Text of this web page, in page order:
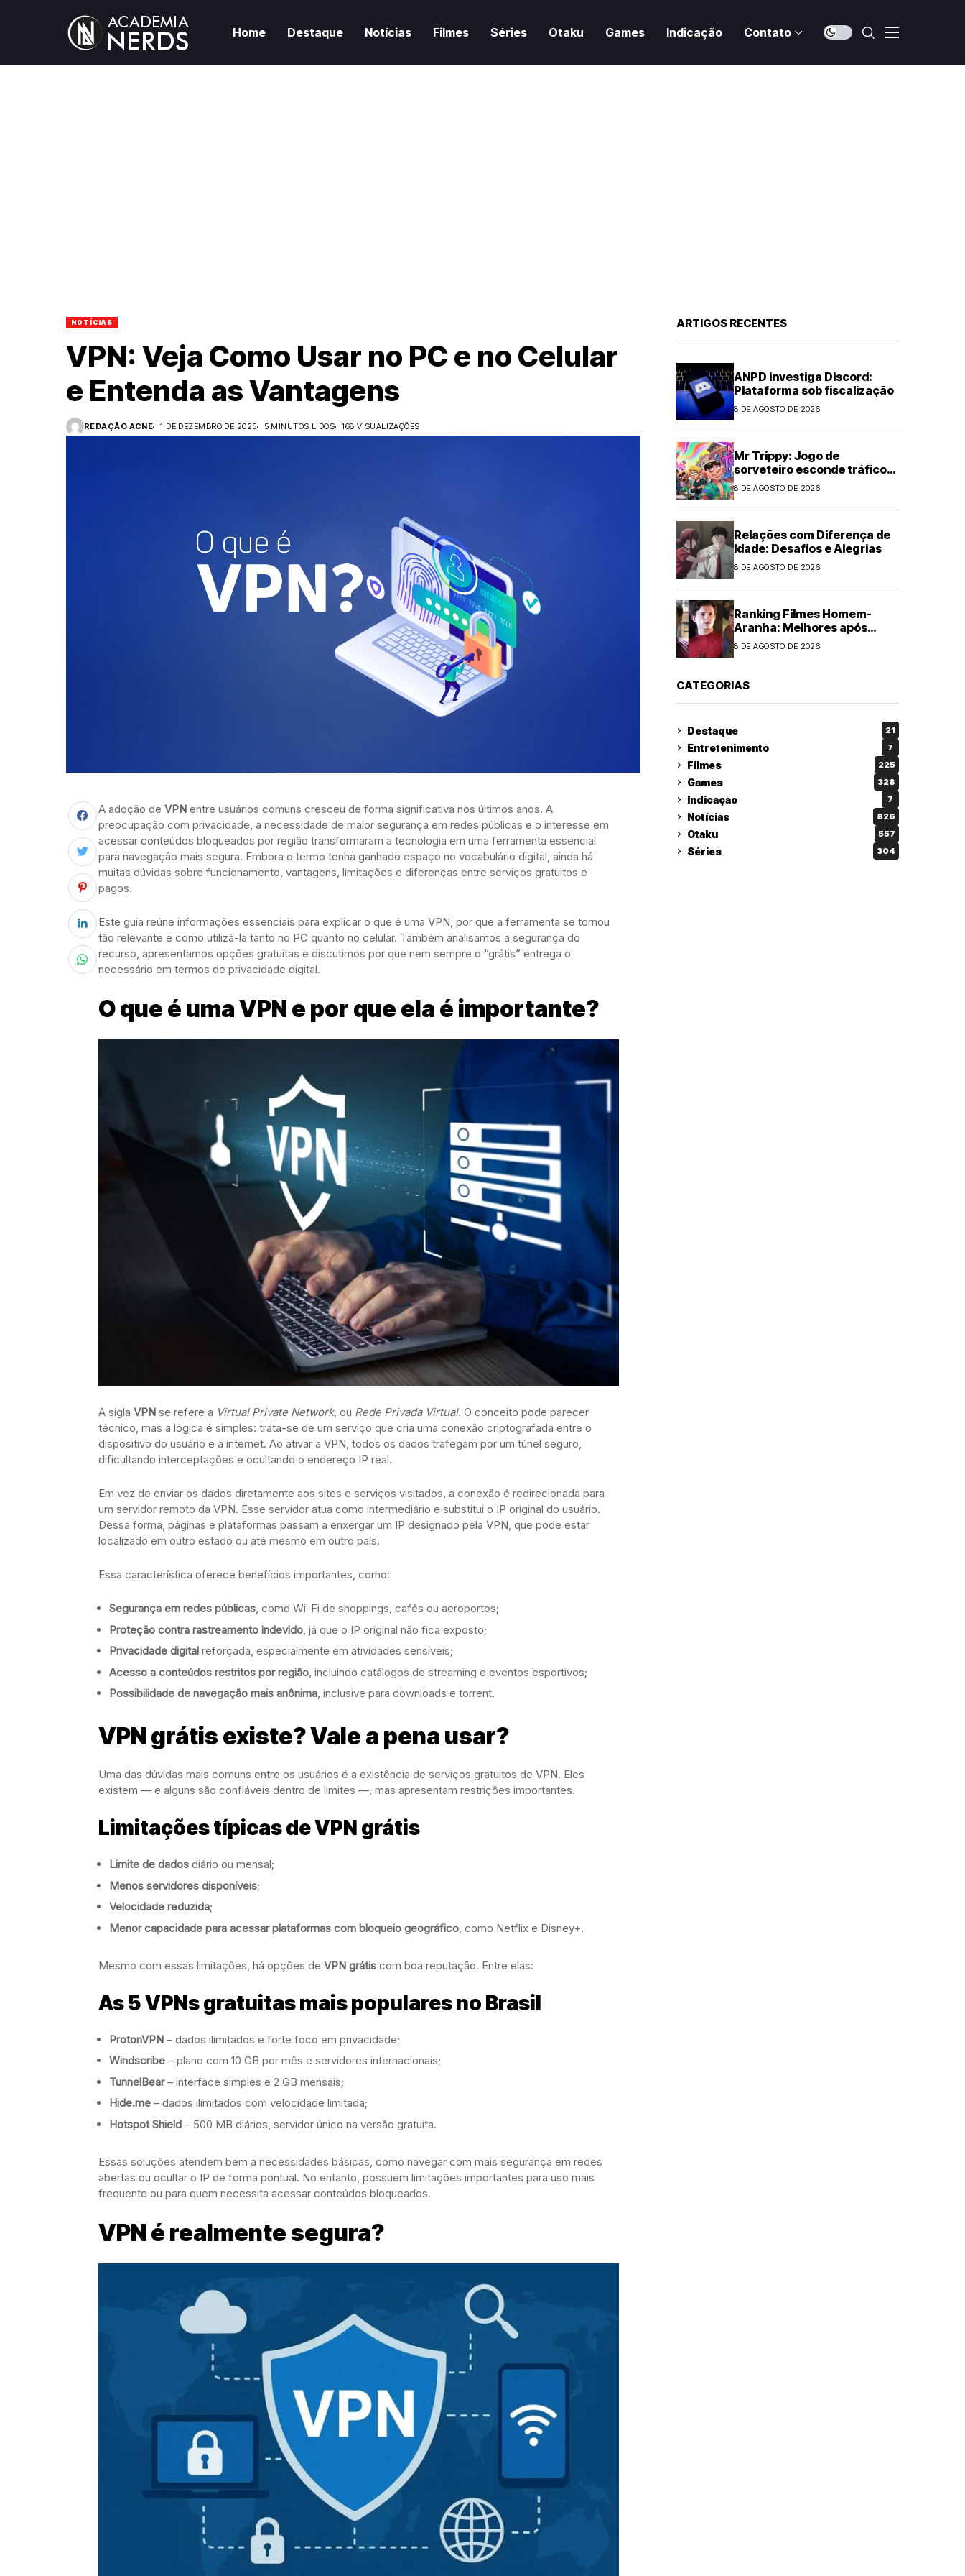
Home Destaque Notícias Filmes Séries Otaku Games Indicação Contato
NOTÍCIAS
VPN: Veja Como Usar no PC e no Celular
e Entenda as Vantagens
REDAÇÃO ACNE 1 DE DEZEMBRO DE 2025 5 MINUTOS LIDOS 168 VISUALIZAÇÕES
A adoção de VPN entre usuários comuns cresceu de forma significativa nos últimos anos. A
preocupação com privacidade, a necessidade de maior segurança em redes públicas e o interesse em
acessar conteúdos bloqueados por região transformaram a tecnologia em uma ferramenta essencial
para navegação mais segura. Embora o termo tenha ganhado espaço no vocabulário digital, ainda há
muitas dúvidas sobre funcionamento, vantagens, limitações e diferenças entre serviços gratuitos e
pagos.
Este guia reúne informações essenciais para explicar o que é uma VPN, por que a ferramenta se tornou
tão relevante e como utilizá-la tanto no PC quanto no celular. Também analisamos a segurança do
recurso, apresentamos opções gratuitas e discutimos por que nem sempre o “grátis” entrega o
necessário em termos de privacidade digital.
O que é uma VPN e por que ela é importante?
A sigla VPN se refere a Virtual Private Network, ou Rede Privada Virtual. O conceito pode parecer
técnico, mas a lógica é simples: trata-se de um serviço que cria uma conexão criptografada entre o
dispositivo do usuário e a internet. Ao ativar a VPN, todos os dados trafegam por um túnel seguro,
dificultando interceptações e ocultando o endereço IP real.
Em vez de enviar os dados diretamente aos sites e serviços visitados, a conexão é redirecionada para
um servidor remoto da VPN. Esse servidor atua como intermediário e substitui o IP original do usuário.
Dessa forma, páginas e plataformas passam a enxergar um IP designado pela VPN, que pode estar
localizado em outro estado ou até mesmo em outro país.
Essa característica oferece benefícios importantes, como:
Segurança em redes públicas, como Wi-Fi de shoppings, cafés ou aeroportos;
Proteção contra rastreamento indevido , já que o IP original não fica exposto;
Privacidade digital reforçada, especialmente em atividades sensíveis;
Acesso a conteúdos restritos por região , incluindo catálogos de streaming e eventos esportivos;
Possibilidade de navegação mais anônima, inclusive para downloads e torrent.
VPN grátis existe? Vale a pena usar?
Uma das dúvidas mais comuns entre os usuários é a existência de serviços gratuitos de VPN. Eles
existem — e alguns são confiáveis dentro de limites —, mas apresentam restrições importantes.
Limitações típicas de VPN grátis
Limite de dados diário ou mensal;
Menos servidores disponíveis;
Velocidade reduzida;
Menor capacidade para acessar plataformas com bloqueio geográfico , como Netflix e Disney+.
Mesmo com essas limitações, há opções de VPN grátis com boa reputação. Entre elas:
As 5 VPNs gratuitas mais populares no Brasil
ProtonVPN – dados ilimitados e forte foco em privacidade;
Windscribe – plano com 10 GB por mês e servidores internacionais;
TunnelBear– interface simples e 2 GB mensais;
Hide.me – dados ilimitados com velocidade limitada;
Hotspot Shield – 500 MB diários, servidor único na versão gratuita.
Essas soluções atendem bem a necessidades básicas, como navegar com mais segurança em redes
abertas ou ocultar o IP de forma pontual. No entanto, possuem limitações importantes para uso mais
frequente ou para quem necessita acessar conteúdos bloqueados.
VPN é realmente segura?
ARTIGOS RECENTES
ANPD investiga Discord:
Plataforma sob fiscalização
8 DE AGOSTO DE 2026
Mr Trippy: Jogo de
sorveteiro esconde tráfico
de drogas
8 DE AGOSTO DE 2026
Relações com Diferença de
Idade: Desafios e Alegrias
8 DE AGOSTO DE 2026
Ranking Filmes Homem-
Aranha: Melhores após
Brand New Day
8 DE AGOSTO DE 2026
CATEGORIAS
Destaque 21
Entretenimento 7
Filmes 225
Games 328
Indicação 7
Notícias 826
Otaku 557
Séries 304